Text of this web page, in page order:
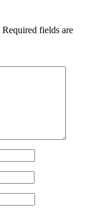
Required fields are